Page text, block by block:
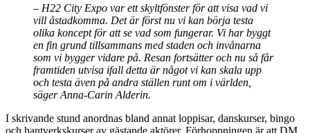
– H22 City Expo var ett skyltfönster för att visa vad vi
vill åstadkomma. Det är först nu vi kan börja testa
olika koncept för att se vad som fungerar. Vi har byggt
en fin grund tillsammans med staden och invånarna
som vi bygger vidare på. Resan fortsätter och nu så får
framtiden utvisa ifall detta är något vi kan skala upp
och testa även på andra ställen runt om i världen,
säger Anna-Carin Alderin.
I skrivande stund anordnas bland annat loppisar, danskurser, bingo
och hantverkskurser av gästande aktörer. Förhoppningen är att DM